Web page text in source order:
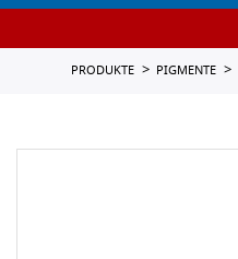
PRODUKTE PIGMENTE